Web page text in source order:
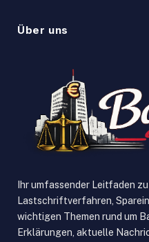
Über uns
Ihr umfassender Leitfaden
Lastschriftverfahren,
wichtigen Themen rund um
Erklärungen, aktuelle